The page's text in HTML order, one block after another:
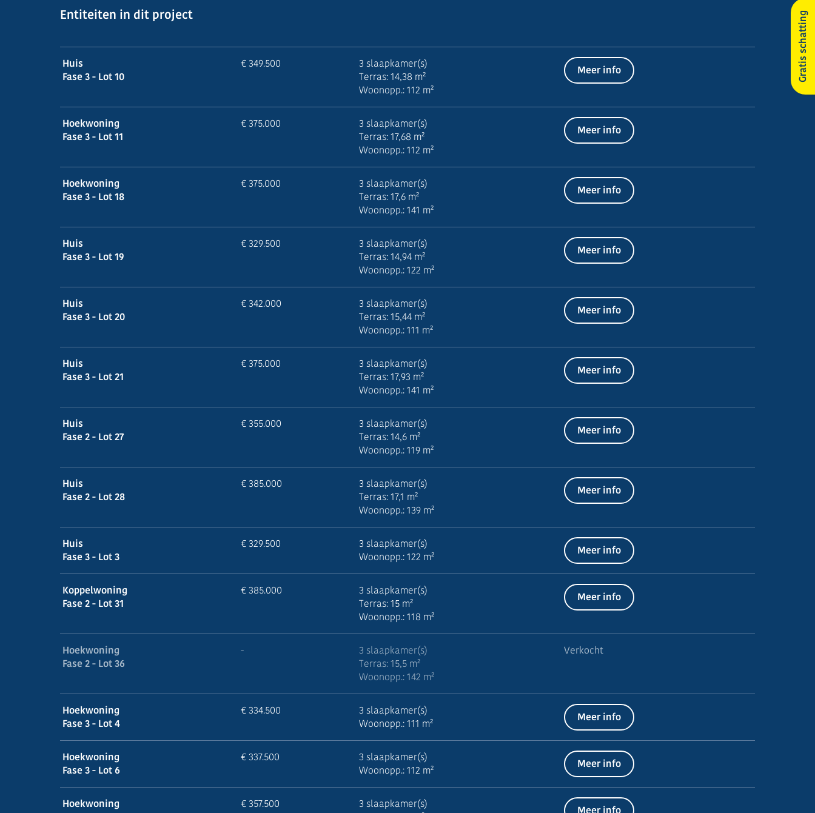
Entiteiten in dit project
Huis
Fase 3 - Lot 10
€ 349.500
3 slaapkamer(s)
Terras: 14,38 m²
Woonopp.: 112 m²
Meer info
Hoekwoning
Fase 3 - Lot 11
€ 375.000
3 slaapkamer(s)
Terras: 17,68 m²
Woonopp.: 112 m²
Meer info
Hoekwoning
Fase 3 - Lot 18
€ 375.000
3 slaapkamer(s)
Terras: 17,6 m²
Woonopp.: 141 m²
Meer info
Huis
Fase 3 - Lot 19
€ 329.500
3 slaapkamer(s)
Terras: 14,94 m²
Woonopp.: 122 m²
Meer info
Huis
Fase 3 - Lot 20
€ 342.000
3 slaapkamer(s)
Terras: 15,44 m²
Woonopp.: 111 m²
Meer info
Huis
Fase 3 - Lot 21
€ 375.000
3 slaapkamer(s)
Terras: 17,93 m²
Woonopp.: 141 m²
Meer info
Huis
Fase 2 - Lot 27
€ 355.000
3 slaapkamer(s)
Terras: 14,6 m²
Woonopp.: 119 m²
Meer info
Huis
Fase 2 - Lot 28
€ 385.000
3 slaapkamer(s)
Terras: 17,1 m²
Woonopp.: 139 m²
Meer info
Huis
Fase 3 - Lot 3
€ 329.500
3 slaapkamer(s)
Woonopp.: 122 m²
Meer info
Koppelwoning
Fase 2 - Lot 31
€ 385.000
3 slaapkamer(s)
Terras: 15 m²
Woonopp.: 118 m²
Meer info
Hoekwoning
Fase 2 - Lot 36
-
3 slaapkamer(s)
Terras: 15,5 m²
Woonopp.: 142 m²
Verkocht
Hoekwoning
Fase 3 - Lot 4
€ 334.500
3 slaapkamer(s)
Woonopp.: 111 m²
Meer info
Hoekwoning
Fase 3 - Lot 6
€ 337.500
3 slaapkamer(s)
Woonopp.: 112 m²
Meer info
Hoekwoning
€ 357.500
3 slaapkamer(s)
Meer info
Gratis schatting